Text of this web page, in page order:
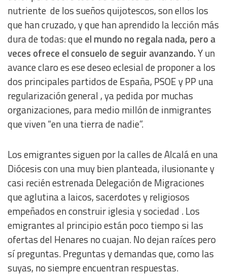
nutriente de los sueños quijotescos, son ellos los
que han cruzado, y que han aprendido la lección más
dura de todas: queel mundo no regala nada, pero a
veces ofrece el consuelo de seguir avanzando.Y un
avance claro es ese deseo eclesial de proponer a los
dos principales partidos de España, PSOE y PP una
regularización general , ya pedida por muchas
organizaciones, para medio millón de inmigrantes
que viven “en una tierra de nadie”.
Los emigrantes siguen por la calles de Alcalá en una
Diócesis con una muy bien planteada, ilusionante y
casi recién estrenada Delegación de Migraciones
que aglutina a laicos, sacerdotes y religiosos
empeñados en construir iglesia y sociedad . Los
emigrantes al principio están poco tiempo si las
ofertas del Henares no cuajan. No dejan raíces pero
sí preguntas. Preguntas y demandas que, como las
suyas, no siempre encuentran respuestas.
Functional
Advertising